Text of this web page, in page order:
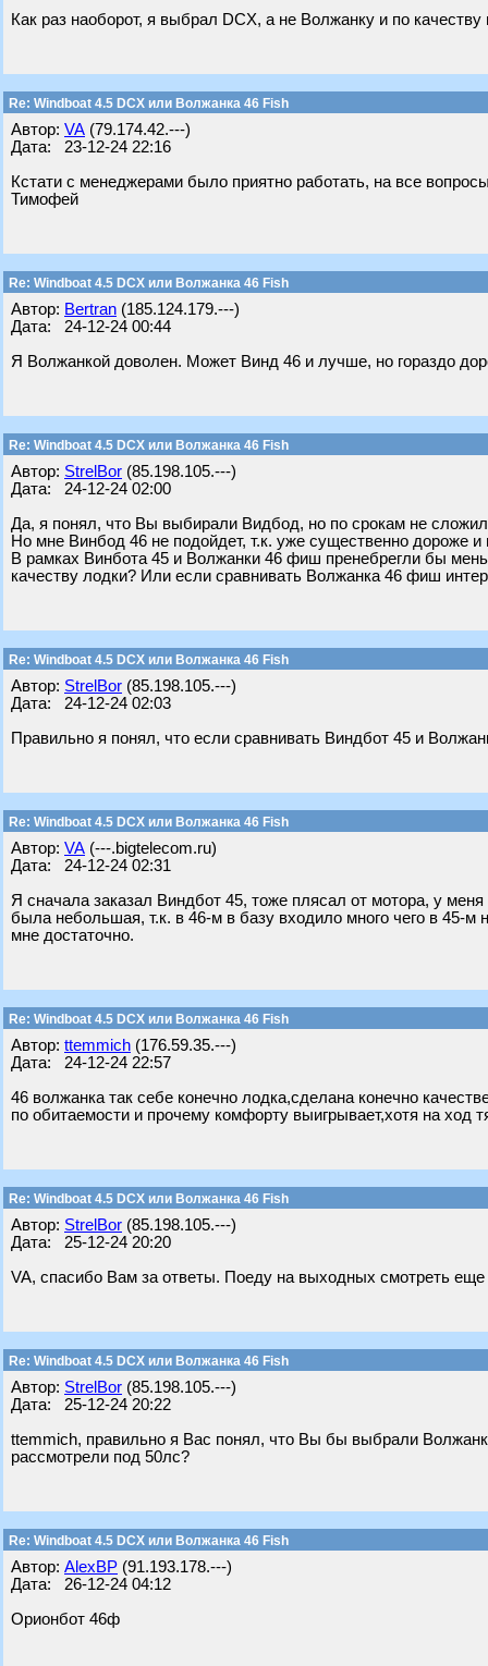
Как раз наоборот, я выбрал DCX, а не Волжанку и по
Re: Windboat 4.5 DCX или Волжанка 46 Fish
Автор: VA (79.174.42.---)
Дата: 23-12-24 22:16
Кстати с менеджерами было приятно работать, на все
Тимофей
Re: Windboat 4.5 DCX или Волжанка 46 Fish
Автор: Bertran (185.124.179.---)
Дата: 24-12-24 00:44
Я Волжанкой доволен. Может Винд 46 и лучше, но гораздо
Re: Windboat 4.5 DCX или Волжанка 46 Fish
Автор: StrelBor (85.198.105.---)
Дата: 24-12-24 02:00
Да, я понял, что Вы выбирали Видбод, но по срокам не
Но мне Винбод 46 не подойдет, т.к. уже существенно дороже
В рамках Винбота 45 и Волжанки 46 фиш пренебрегли бы
качеству лодки? Или если сравнивать Волжанка 46 фиш
Re: Windboat 4.5 DCX или Волжанка 46 Fish
Автор: StrelBor (85.198.105.---)
Дата: 24-12-24 02:03
Правильно я понял, что если сравнивать Виндбот 45 и
Re: Windboat 4.5 DCX или Волжанка 46 Fish
Автор: VA (---.bigtelecom.ru)
Дата: 24-12-24 02:31
Я сначала заказал Виндбот 45, тоже плясал от мотора, у
была небольшая, т.к. в 46-м в базу входило много чего в 45-
мне достаточно.
Re: Windboat 4.5 DCX или Волжанка 46 Fish
Автор: ttemmich (176.59.35.---)
Дата: 24-12-24 22:57
46 волжанка так себе конечно лодка,сделана конечно
по обитаемости и прочему комфорту выигрывает,хотя на ход
Re: Windboat 4.5 DCX или Волжанка 46 Fish
Автор: StrelBor (85.198.105.---)
Дата: 25-12-24 20:20
VA, спасибо Вам за ответы. Поеду на выходных смотреть
Re: Windboat 4.5 DCX или Волжанка 46 Fish
Автор: StrelBor (85.198.105.---)
Дата: 25-12-24 20:22
ttemmich, правильно я Вас понял, что Вы бы выбрали
рассмотрели под 50лс?
Re: Windboat 4.5 DCX или Волжанка 46 Fish
Автор: AlexBP (91.193.178.---)
Дата: 26-12-24 04:12
Орионбот 46ф